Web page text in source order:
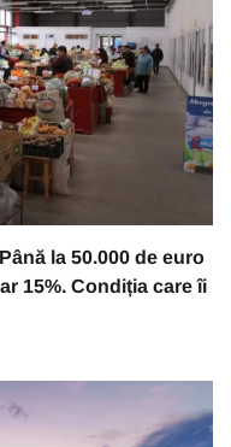
la 50.000 de euro
15%. Condiția care îi